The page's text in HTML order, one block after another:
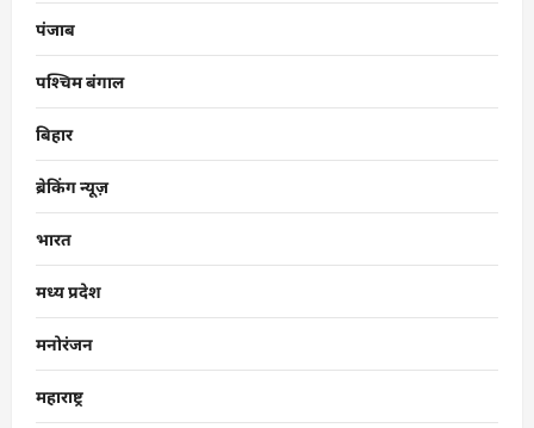
पंजाब
पश्चिम बंगाल
बिहार
ब्रेकिंग न्यूज़
भारत
मध्य प्रदेश
मनोरंजन
महाराष्ट्र